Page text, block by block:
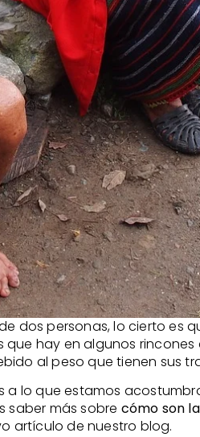
dos personas, lo cierto es
hay en algunos
al peso que tienen sus
lo que estamos
saber más sobre cómo son
artículo de nuestro blog.